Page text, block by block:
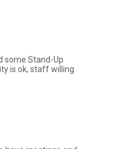
some Stand-Up
is ok, staff willing